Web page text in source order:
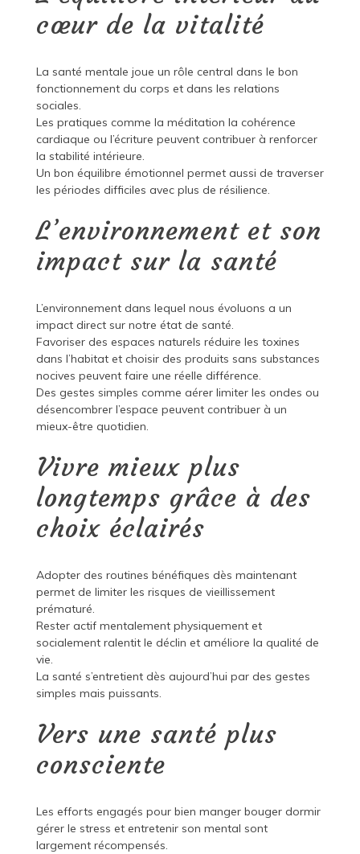
cœur de la vitalité
La santé mentale joue un rôle central dans le bon
fonctionnement du corps et dans les relations
sociales.
Les pratiques comme la méditation la cohérence
cardiaque ou l’écriture peuvent contribuer à renforcer
la stabilité intérieure.
Un bon équilibre émotionnel permet aussi de traverser
les périodes difficiles avec plus de résilience.
L’environnement et son
impact sur la santé
L’environnement dans lequel nous évoluons a un
impact direct sur notre état de santé.
Favoriser des espaces naturels réduire les toxines
dans l’habitat et choisir des produits sans substances
nocives peuvent faire une réelle différence.
Des gestes simples comme aérer limiter les ondes ou
désencombrer l’espace peuvent contribuer à un
mieux-être quotidien.
Vivre mieux plus
longtemps grâce à des
choix éclairés
Adopter des routines bénéfiques dès maintenant
permet de limiter les risques de vieillissement
prématuré.
Rester actif mentalement physiquement et
socialement ralentit le déclin et améliore la qualité de
vie.
La santé s’entretient dès aujourd’hui par des gestes
simples mais puissants.
Vers une santé plus
consciente
Les efforts engagés pour bien manger bouger dormir
gérer le stress et entretenir son mental sont
largement récompensés.